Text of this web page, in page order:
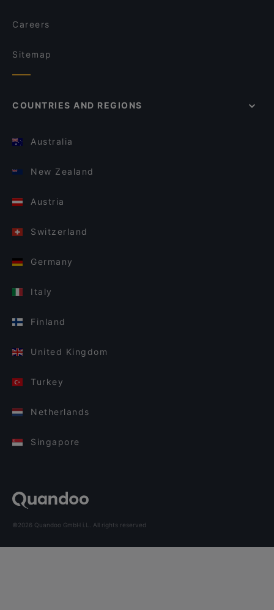
Careers
Sitemap
COUNTRIES AND REGIONS
Australia
New Zealand
Austria
Switzerland
Germany
Italy
Finland
United Kingdom
Turkey
Netherlands
Singapore
©2026 Quandoo GmbH i.L. All rights reserved